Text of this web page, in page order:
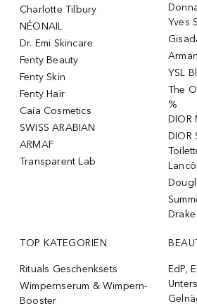
Charlotte Tilbury
NÉONAIL
Dr. Emi Skincare
Fenty Beauty
Fenty Skin
Fenty Hair
Caia Cosmetics
SWISS ARABIAN
ARMAF
Transparent Lab
Yves
YSL
The
%
DIOR
DIOR
Drake
TOP KATEGORIEN
Rituals Geschenksets
Wimpernserum & Wimpern-
Booster
EdP,